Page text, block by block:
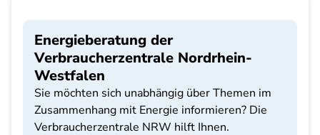
Energieberatung der
Verbraucherzentrale Nordrhein-
Westfalen
Sie möchten sich unabhängig über Themen im
Zusammenhang mit Energie informieren? Die
Verbraucherzentrale NRW hilft Ihnen.